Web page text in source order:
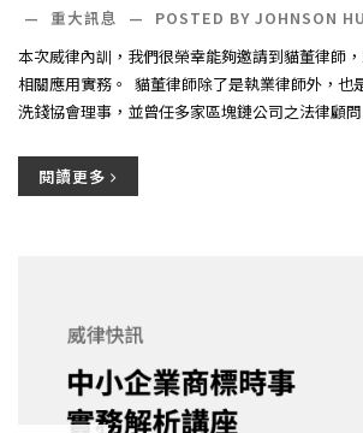
— 重大訊息 —
POSTED BY JOHNSON HU
本次威律內訓，我們很榮幸能夠邀請到貓董律師
相關應用實務。 ​ 貓董律師除了是執業律師外，也
洗錢協會理事，並曾任多家區塊鏈公司之法律顧問
閱讀更多